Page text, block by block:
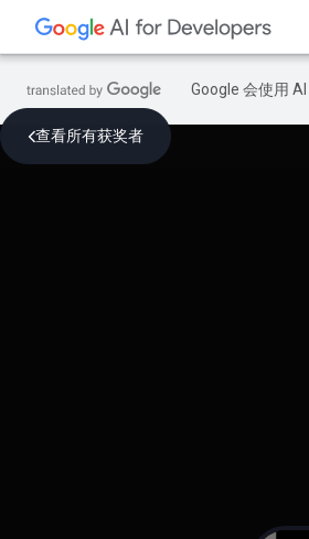
Google 会使用
查看所有获奖者